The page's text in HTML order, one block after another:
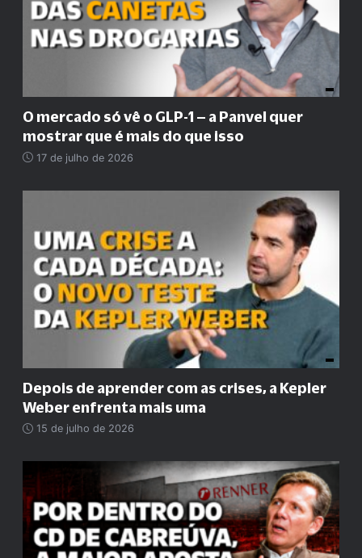
O mercado só vê o GLP-1 – a Panvel quer
mostrar que é mais do que isso
17 de julho de 2026
Depois de aprender com as crises, a Kepler
Weber enfrenta mais uma
15 de julho de 2026